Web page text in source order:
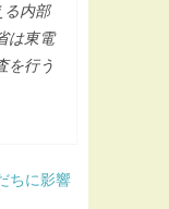
る内部
は東電
を行う
ちに影響